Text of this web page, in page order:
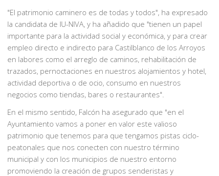
"El patrimonio caminero es de todas y todos", ha expresado
la candidata de IU-NIVA, y ha añadido que "tienen un papel
importante para la actividad social y económica, y para crear
empleo directo e indirecto para Castilblanco de los Arroyos
en labores como el arreglo de caminos, rehabilitación de
trazados, pernoctaciones en nuestros alojamientos y hotel,
actividad deportiva o de ocio, consumo en nuestros
negocios como tiendas, bares o restaurantes".
En el mismo sentido, Falcón ha asegurado que "en el
Ayuntamiento vamos a poner en valor este valioso
patrimonio que tenemos para que tengamos pistas ciclo-
peatonales que nos conecten con nuestro término
municipal y con los municipios de nuestro entorno
promoviendo la creación de grupos senderistas y